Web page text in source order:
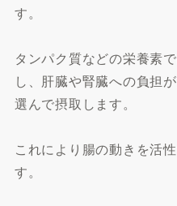
す。
タンパク質などの栄養素
し、肝臓や腎臓への負担
選んで摂取します。
これにより腸の動きを活
す。